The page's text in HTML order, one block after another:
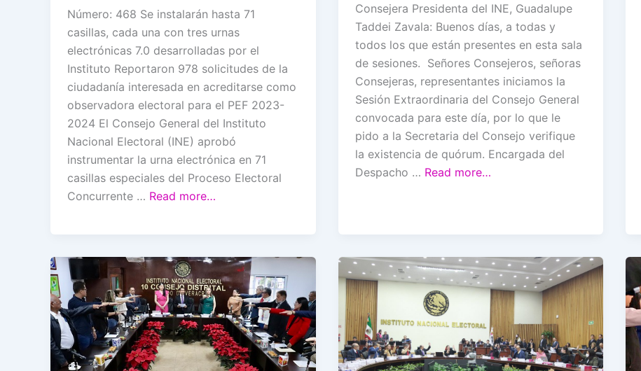
Número: 468 Se instalarán hasta 71
casillas, cada una con tres urnas
electrónicas 7.0 desarrolladas por el
Instituto Reportaron 978 solicitudes de la
ciudadanía interesada en acreditarse como
observadora electoral para el PEF 2023-
2024 El Consejo General del Instituto
Nacional Electoral (INE) aprobó
instrumentar la urna electrónica en 71
casillas especiales del Proceso Electoral
Concurrente … Read more…
Consejera Presidenta del INE, Guadalupe
Taddei Zavala: Buenos días, a todas y
todos los que están presentes en esta sala
de sesiones. Señores Consejeros, señoras
Consejeras, representantes iniciamos la
Sesión Extraordinaria del Consejo General
convocada para este día, por lo que le
pido a la Secretaria del Consejo verifique
la existencia de quórum. Encargada del
Despacho … Read more…